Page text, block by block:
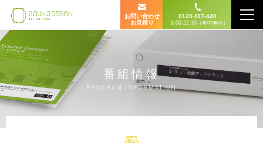
お問い合わせ
お見積り
0120-117-440
9:00-22:30（年中無休）
番組情報
PROGRAM INFORMATION